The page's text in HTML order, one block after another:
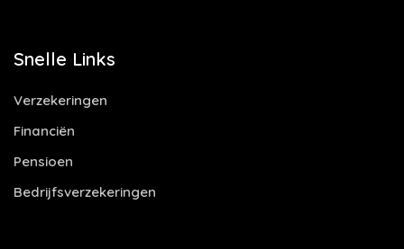
Snelle Links
Verzekeringen
Financiën
Pensioen
Bedrijfsverzekeringen